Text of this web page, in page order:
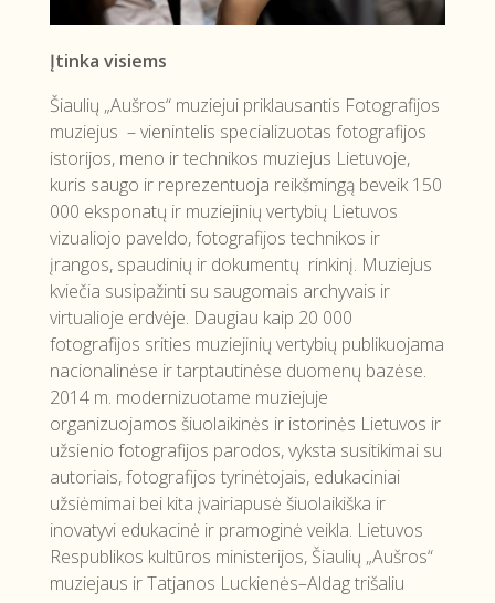
Įtinka visiems
Šiaulių „Aušros“ muziejui priklausantis Fotografijos
muziejus – vienintelis specializuotas fotografijos
istorijos, meno ir technikos muziejus Lietuvoje,
kuris saugo ir reprezentuoja reikšmingą beveik 150
000 eksponatų ir muziejinių vertybių Lietuvos
vizualiojo paveldo, fotografijos technikos ir
įrangos, spaudinių ir dokumentų rinkinį. Muziejus
kviečia susipažinti su saugomais archyvais ir
virtualioje erdvėje. Daugiau kaip 20 000
fotografijos srities muziejinių vertybių publikuojama
nacionalinėse ir tarptautinėse duomenų bazėse.
2014 m. modernizuotame muziejuje
organizuojamos šiuolaikinės ir istorinės Lietuvos ir
užsienio fotografijos parodos, vyksta susitikimai su
autoriais, fotografijos tyrinėtojais, edukaciniai
užsiėmimai bei kita įvairiapusė šiuolaikiška ir
inovatyvi edukacinė ir pramoginė veikla. Lietuvos
Respublikos kultūros ministerijos, Šiaulių „Aušros“
muziejaus ir Tatjanos Luckienės–Aldag trišaliu